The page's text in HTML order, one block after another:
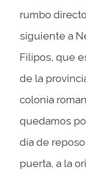
rumbo
siguiente a
Filipos, que
de la
colonia
quedamos
día de
puerta, a la